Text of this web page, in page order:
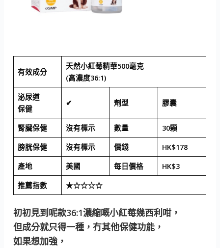
有效成分
天然小紅莓精華500毫克
(高濃度36:1)
泌尿道
保健
✔ 劑型 膠囊
腎臟保健 沒有標示 數量
30顆
膀胱保健
沒有標示 價錢
HK$178
產地
美國 每日價格
HK$3
推薦指數
★☆☆☆☆
初初見到呢款36:1濃縮嘅小紅莓幾西利咁，
但成分就只得一種，冇其他保健功能，
如果想加強，